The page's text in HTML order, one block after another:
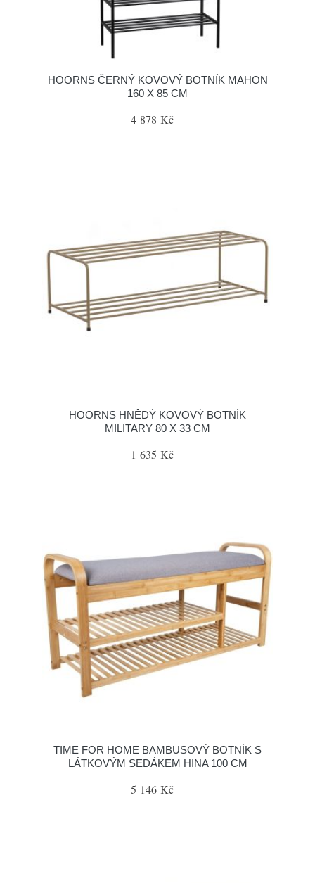
HOORNS ČERNÝ KOVOVÝ BOTNÍK MAHON
160 X 85 CM
4 878 Kč
HOORNS HNĚDÝ KOVOVÝ BOTNÍK
MILITARY 80 X 33 CM
1 635 Kč
TIME FOR HOME BAMBUSOVÝ BOTNÍK S
LÁTKOVÝM SEDÁKEM HINA 100 CM
5 146 Kč